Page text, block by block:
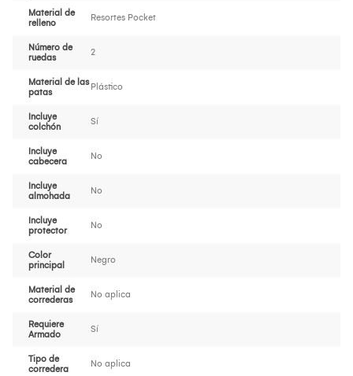
Material de
relleno
Resortes Pocket
Número de
ruedas
2
Material de las
patas
Plástico
Incluye
colchón
Sí
Incluye
cabecera
No
Incluye
almohada
No
Incluye
protector
No
Color
principal
Negro
Material de
correderas
No aplica
Requiere
Armado
Sí
Tipo de
corredera
No aplica